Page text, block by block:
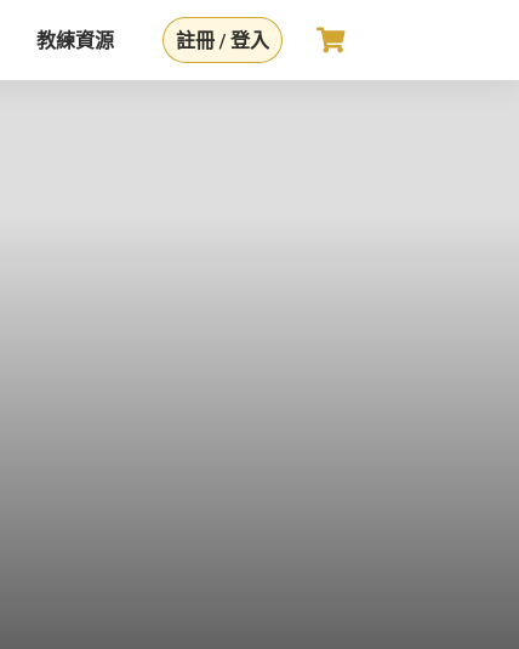
教練資源 註冊 / 登入